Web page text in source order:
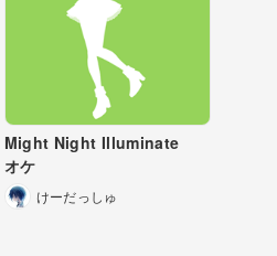
Might Night Illuminate
オケ
けーだっしゅ